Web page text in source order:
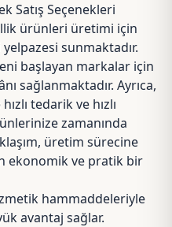
Satış Seçenekleri
ürünleri üretimi için
sunmaktadır.
başlayan markalar için
sağlanmaktadır. Ayrıca,
tedarik ve hızlı
zamanında
üretim sürecine
ekonomik ve pratik bir
hammaddeleriyle
avantaj sağlar.